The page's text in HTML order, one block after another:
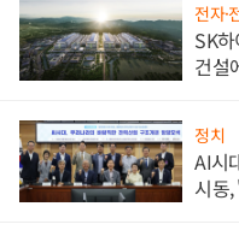
전자·
SK
건설
정치
AI시
시동,